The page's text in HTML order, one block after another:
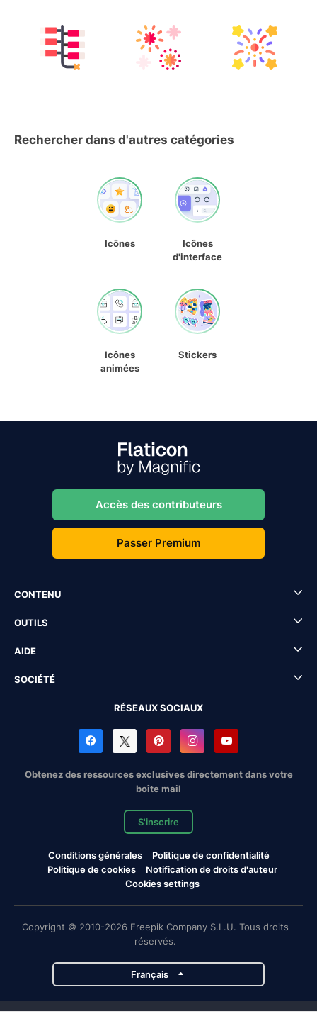
Rechercher dans d'autres catégories
Icônes
Icônes
d'interface
Icônes
animées
Stickers
Accès des contributeurs
Passer Premium
CONTENU
OUTILS
AIDE
SOCIÉTÉ
RÉSEAUX SOCIAUX
Obtenez des ressources exclusives directement dans votre
boîte mail
S'inscrire
Conditions générales
Politique de confidentialité
Politique de cookies
Notification de droits d'auteur
Cookies settings
Copyright © 2010-2026 Freepik Company S.L.U. Tous droits
réservés.
Français